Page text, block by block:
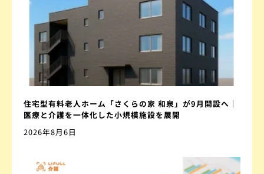
住宅型有料老人ホーム「さくらの家 和泉」が9月開設へ｜
医療と介護を一体化した小規模施設を展開
2026年8月6日